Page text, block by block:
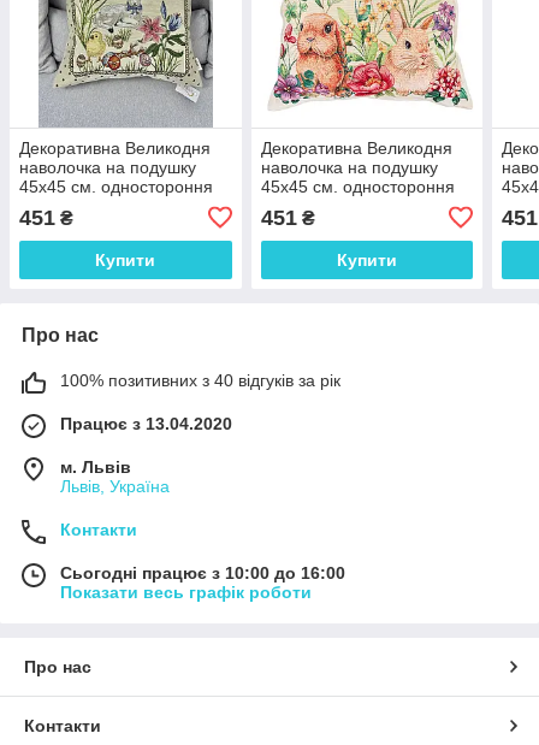
Декоративна Великодня
наволочка на подушку
45х45 см. одностороння
451 ₴
Купити
Декоративна Великодня
наволочка на подушку
45х45 см. одностороння
451₴
Купити
451
Про нас
100% позитивних з 40 відгуків за рік
Працює з 13.04.2020
м. Львів
Львів, Україна
Контакти
Сьогодні працює з 10:00 до 16:00
Показати весь графік роботи
Про нас
Контакти